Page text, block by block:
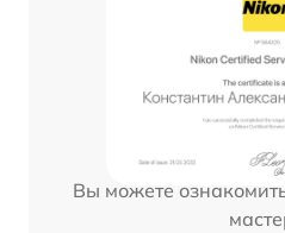
Вы можете